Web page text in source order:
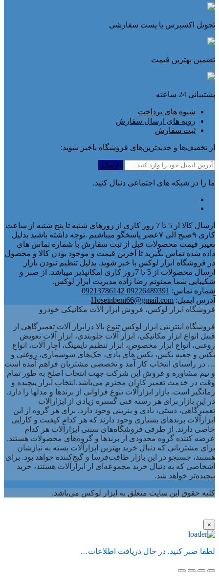
تحویل اکسپرس با پست سفارشی
تضمین بهترین قیمت
پشتیبانی 24 ساعته
شیوه های پرداخت
رویه های ارسال سفارش
ثبت سفارش
از تخفیف‌ها و جدیدترین‌های فروشگاه باخبر شوید:
ما را در شبکه های اجتماعی دنبال کنید.
ارسال کالا از 5 تا 7 روز کاری از روزهای شنبه تا پنج شنبه از ساعت
کاری ۹صبح الی ۷عصر پاسخگو میباشیم .توجه داشته باشید بدلیل
تغییر قیمت محصولات قبل از ثبت سفارش با شماره تماس های
داده شده تماس بگیرید تا آخرین قیمت و موجود بودن کالا و محصول
در فروشگاه ابزار لوکس با خبر شوید. بدلیل تنظیم نبودن بازار
ارسال محصولات از 5 تا 7روز کاری امکانپذیر میباشد. از صبر و
شکیبایی شما ممنونم رضا زاده مدیریت ابزار لوکس.
شماره تماس: 09226489391 09213786142
آدرس ایمیل: Hoseinbeni66@gmail.com
فروشگاه ابزار لوکس، فروش ابزار آلات مکانیکی خودرو
فروشگاه اینترنتی ابزار لوکس تنوع بالا درابزار آلات تعمیرگاهی از
قبیل انواع ابزار مکانیکی، ابزار آلات جلوبندی، ابزار آلات تعویض
روغنی، انواع ابزار مخصوص، ابزار تنظیم تایمینگ، آچار آلات، انواع
بکس و جعبه بکس، بکس های بادی، جک‌های سوسماری، روغنی و
… در راستای انتخاب کار آمد و تخصصی مشتریان فراهم آمده است
و تیم مشاوره و فروش این شرکت جهت انتخاب اصلح به طور تمام
وقت در خدمت تعمیر کاران محترم می‌باشد.انتخاب ابزار پیچیده و
زمانگیر است. بازار ابزارآلات تنوع فراوانی از برندها و مدلها را دارد.
در این بازار برای هر رسته فنی گستره زیادی از ابزارآلات
تعمیرگاهی، دستی، بادی و بنزینی وجود دارد. برای هر گروه از این
ابزارآلات برندهای بسیاری وجود دارند که هر کدام کیفیت و کارایی
خاصی دارند. از طرفی فروشگاه‌های سنتی ابزارآلات هر کدام
عرضه کننده گروه محدودی از برندها و گروه‌های محصولات هستند.
برای مشتریانی که دنبال خرید بهترین ابزارآلات بسته به نیازشان
هستند، جستجو در این بازار طاقت‌فرسا و گیج‌کننده خواهد بود. برای
اشخاصی که به دنبال خرید مجموعه‌ای از ابزارآلات هستند، خرید
پیچیده‌تر خواهد شد.
کلیه حقوق این سایت متعلق به ابزار لوکس می‌باشد.
×
لطفا صبر کنید. در حال دریافت اطلاعات…